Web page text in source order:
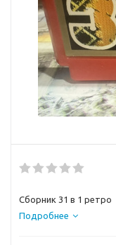
Сборник 31 в 1 ретро
Подробнее